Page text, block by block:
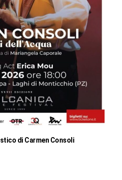
di Carmen Consoli